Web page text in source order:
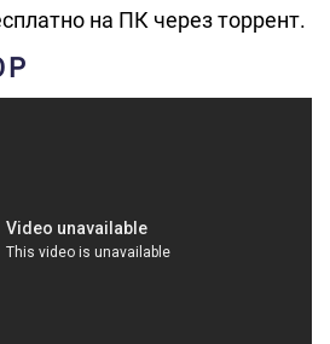
на ПК через торрент.